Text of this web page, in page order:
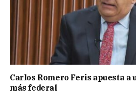
Carlos Romero Feris apuesta a
más federal